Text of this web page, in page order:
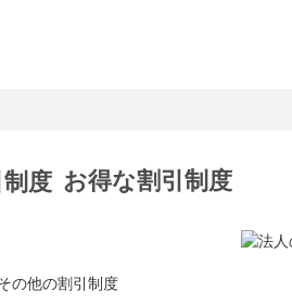
お得な割引制度